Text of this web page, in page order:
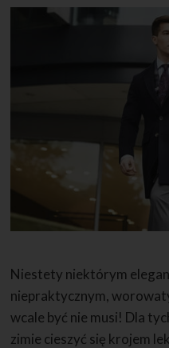
Niestety niektórym
niepraktycznym,
wcale być nie musi! Dla
zimie cieszyć się krojem